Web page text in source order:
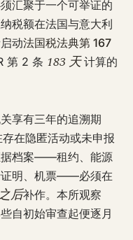
汇聚于一个可举证的
税额在法国与意大利
动法国税法典第 167
第 2 条 183 天计算的
享有三年的追溯期
存在隐匿活动或未申报
据档案——租约、能源
证明、机票——必须在
后补作。本所观察
自初始审查起便逐月